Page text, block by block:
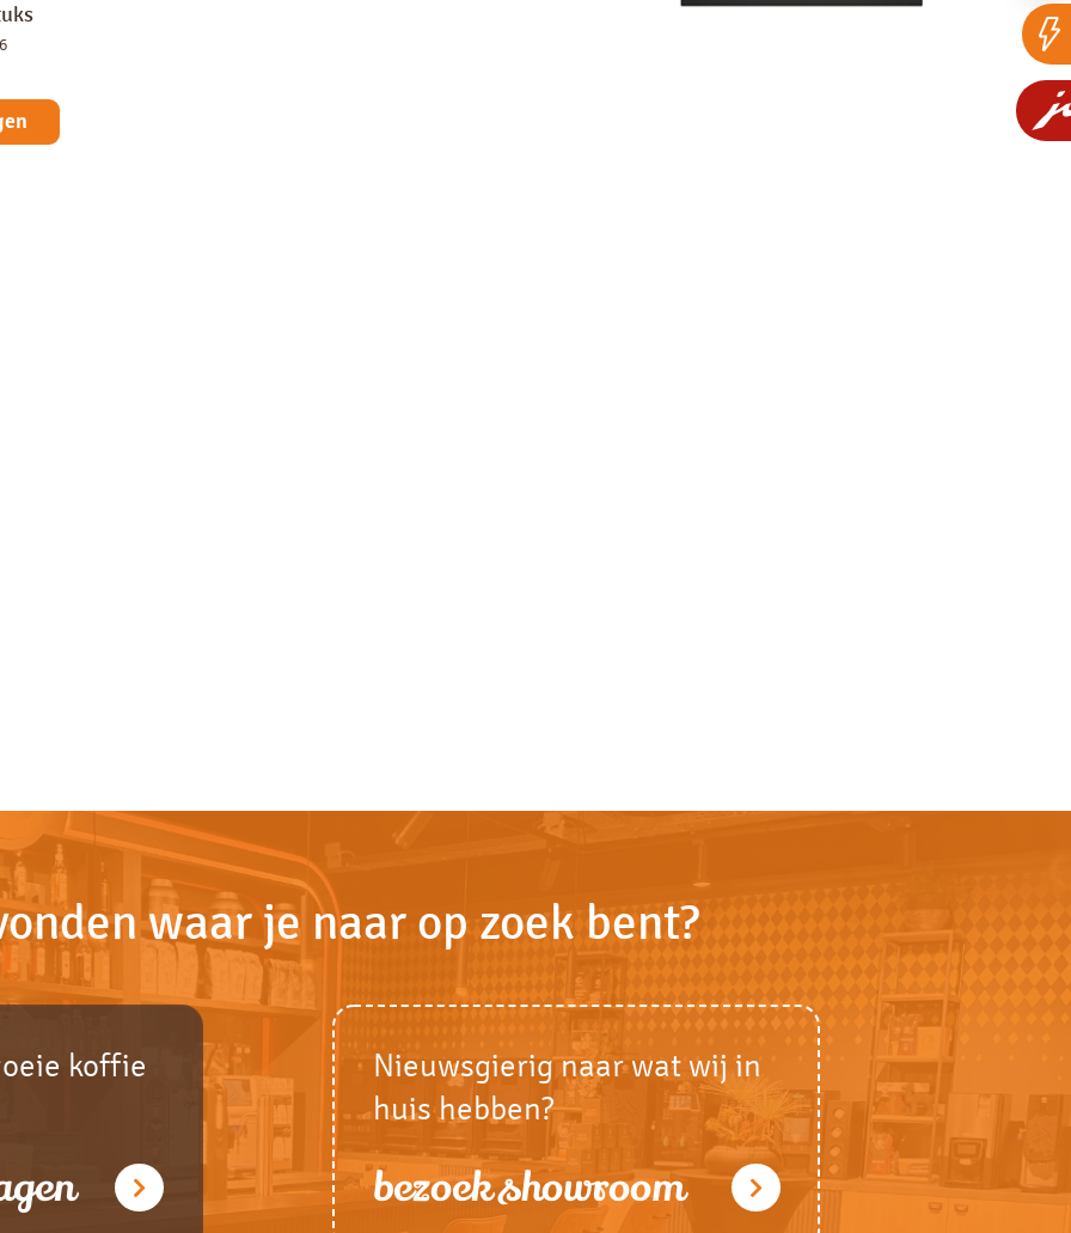
waar je naar op zoek bent?
koffie
Nieuwsgierig naar wat wij in
huis hebben?
bezoek showroom